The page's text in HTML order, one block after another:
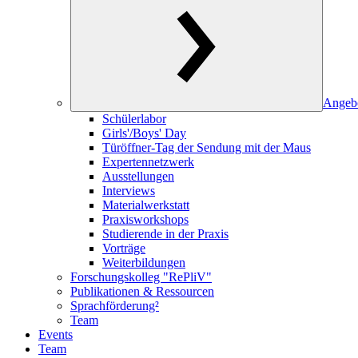
Schülerlabor
Girls'/Boys' Day
Türöffner-Tag der Sendung mit der Maus
Expertennetzwerk
Ausstellungen
Interviews
Materialwerkstatt
Praxisworkshops
Studierende in der Praxis
Vorträge
Weiterbildungen
Forschungskolleg "RePliV"
Publikationen & Ressourcen
Sprachförderung²
Team
Events
Team